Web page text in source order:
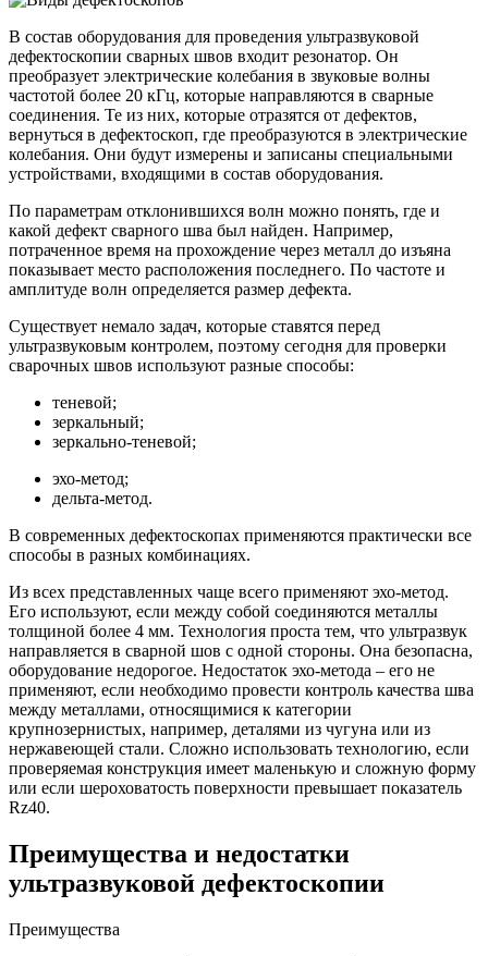
В состав оборудования для проведения ультразвуковой
дефектоскопии сварных швов входит резонатор. Он
преобразует электрические колебания в звуковые волны
частотой более 20 кГц, которые направляются в сварные
соединения. Те из них, которые отразятся от дефектов,
вернуться в дефектоскоп, где преобразуются в электрические
колебания. Они будут измерены и записаны специальными
устройствами, входящими в состав оборудования.
По параметрам отклонившихся волн можно понять, где и
какой дефект сварного шва был найден. Например,
потраченное время на прохождение через металл до изъяна
показывает место расположения последнего. По частоте и
амплитуде волн определяется размер дефекта.
Существует немало задач, которые ставятся перед
ультразвуковым контролем, поэтому сегодня для проверки
сварочных швов используют разные способы:
теневой;
зеркальный;
зеркально-теневой;
эхо-метод;
дельта-метод.
В современных дефектоскопах применяются практически все
способы в разных комбинациях.
Из всех представленных чаще всего применяют эхо-метод.
Его используют, если между собой соединяются металлы
толщиной более 4 мм. Технология проста тем, что ультразвук
направляется в сварной шов с одной стороны. Она безопасна,
оборудование недорогое. Недостаток эхо-метода – его не
применяют, если необходимо провести контроль качества шва
между металлами, относящимися к категории
крупнозернистых, например, деталями из чугуна или из
нержавеющей стали. Сложно использовать технологию, если
проверяемая конструкция имеет маленькую и сложную форму
или если шероховатость поверхности превышает показатель
Rz40.
Преимущества и недостатки
ультразвуковой дефектоскопии
Преимущества